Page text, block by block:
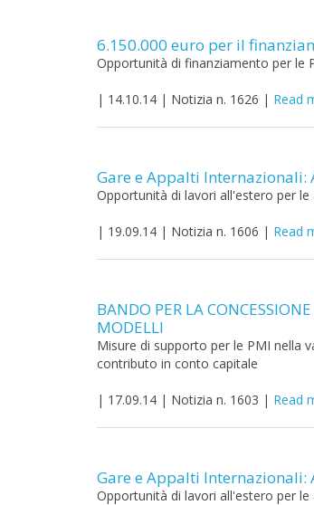
6.150.000 euro per il
Opportunità di finanziamento per le
| 14.10.14 | Notizia n. 1626 | Read
Gare e Appalti
Opportunità di lavori all'estero per le
| 19.09.14 | Notizia n. 1606 | Read
BANDO PER LA
MODELLI
Misure di supporto per le PMI nella
contributo in conto capitale
| 17.09.14 | Notizia n. 1603 | Read
Gare e Appalti
Opportunità di lavori all'estero per le